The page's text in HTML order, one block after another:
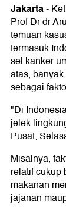
Jakarta-
Prof Dr dr
temuan
termasuk
sel kanker
atas,
sebagai
"Di
jelek
Pusat,
Misalnya,
relatif cukup
makanan
jajanan